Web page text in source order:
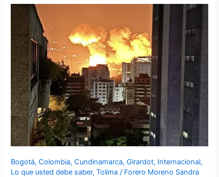
Bogotá,Colombia,Cundinamarca,Girardot, Internacional,
Lo que usted debe saber,Tolima / Forero Moreno Sandra
Nicolas
Maduro.
Será
juzgado
en
suelo
americano
por
varios
delitos